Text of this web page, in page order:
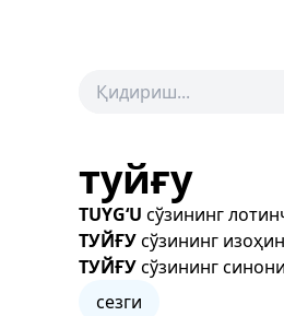
туйғу
TUYG‘U сўзининг
ТУЙҒУсўзининг
ТУЙҒУсўзининг
сезги